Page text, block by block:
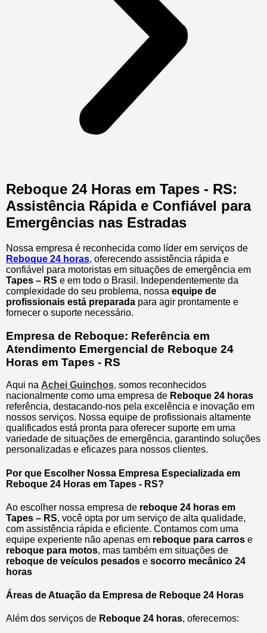
Reboque 24 Horas em Tapes - RS:
Assistência Rápida e Confiável para
Emergências nas Estradas
Nossa empresa é reconhecida como líder em serviços de
Reboque 24 horas, oferecendo assistência rápida e
confiável para motoristas em situações de emergência em
Tapes – RS e em todo o Brasil. Independentemente da
complexidade do seu problema, nossa equipe de
profissionais está preparada para agir prontamente e
fornecer o suporte necessário.
Empresa de Reboque: Referência em
Atendimento Emergencial de Reboque 24
Horas em Tapes - RS
Aqui na Achei Guinchos, somos reconhecidos
nacionalmente como uma empresa de Reboque 24 horas
referência, destacando-nos pela excelência e inovação em
nossos serviços. Nossa equipe de profissionais altamente
qualificados está pronta para oferecer suporte em uma
variedade de situações de emergência, garantindo soluções
personalizadas e eficazes para nossos clientes.
Por que Escolher Nossa Empresa Especializada em
Reboque 24 Horas em Tapes - RS?
Ao escolher nossa empresa de reboque 24 horas em
Tapes – RS, você opta por um serviço de alta qualidade,
com assistência rápida e eficiente. Contamos com uma
equipe experiente não apenas em reboque para carros e
reboque para motos, mas também em situações de
reboque de veículos pesados e socorro mecânico 24
horas
Áreas de Atuação da Empresa de Reboque 24 Horas
Além dos serviços de Reboque 24 horas, oferecemos: